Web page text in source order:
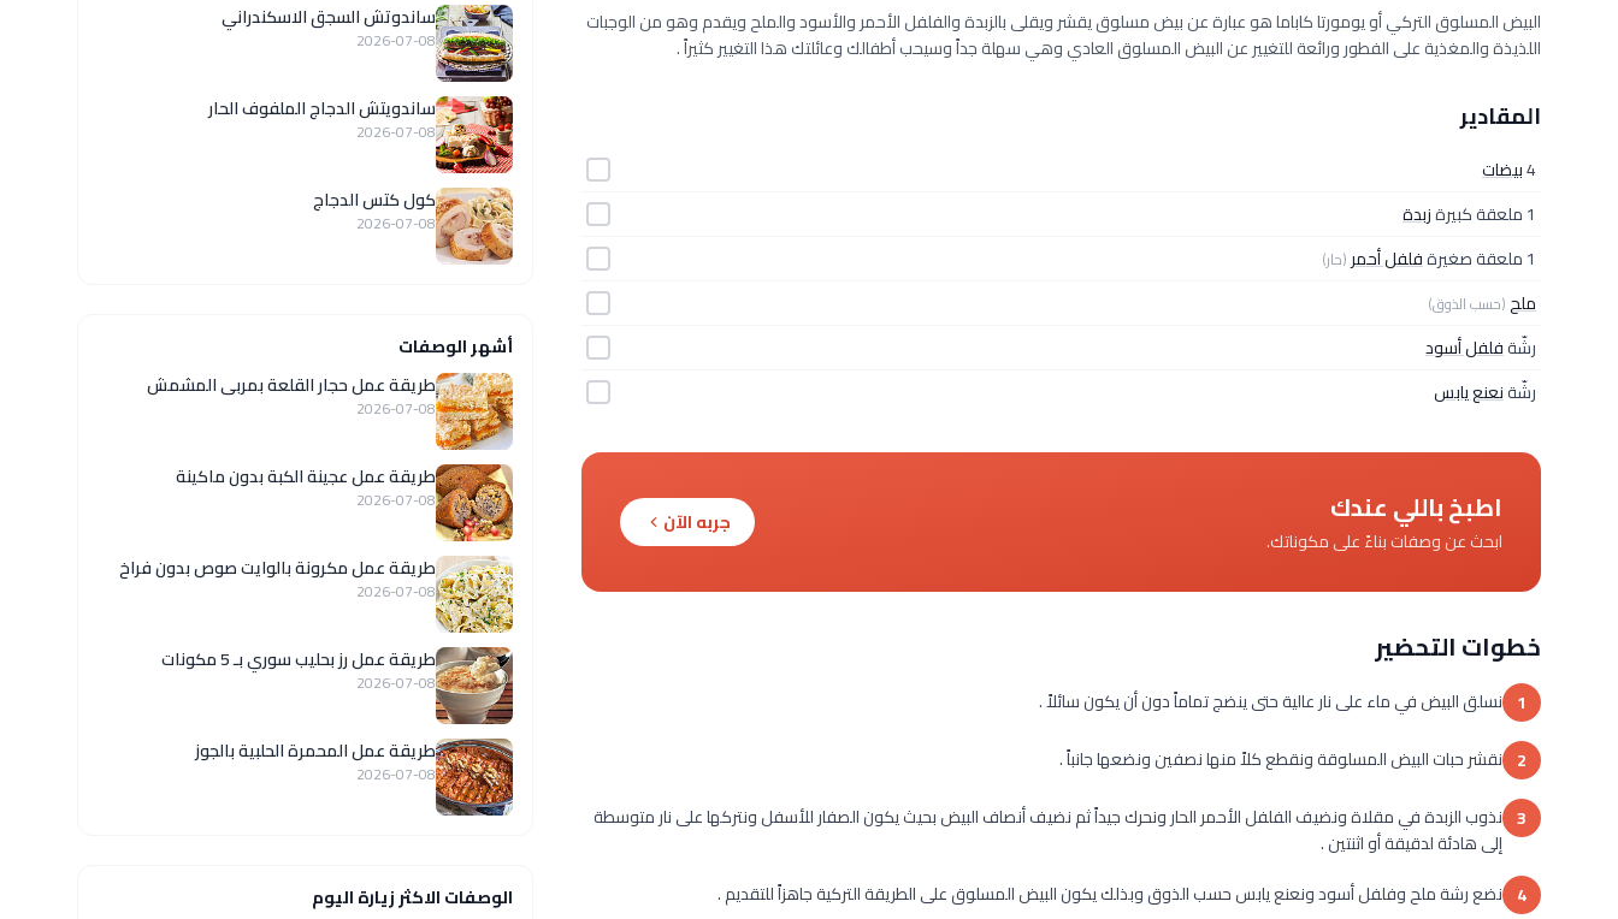
البيض المسلوق التركي أو يومورتا كاباما هو عبارة عن بيض مسلوق يقشر ويقلى بالزبدة والفلفل الأحمر والأسود والملح ويقدم وهو من الوجبات
اللذيذة والمغذية على الفطور ورائعة للتغيير عن البيض المسلوق العادي وهي سهلة جداً وسيحب أطفالك وعائلتك هذا التغيير كثيراً .
المقادير
4بيضات
1 ملعقة كبيرة
زبدة
1 ملعقة صغيرة
فلفل أحمر (حار)
ملح(حسب الذوق)
رشّةفلفل أسود
رشّةنعنع يابس
اطبخ باللي عندك
ابحث عن وصفات بناءً على مكوناتك.
جربه الآن
خطوات التحضير
1 نسلق البيض في ماء على نار عالية حتى ينضج تماماً دون أن يكون سائلاً .
2 نقشر حبات البيض المسلوقة ونقطع كلاً منها نصفين ونضعها جانباً .
3 نذوب الزبدة في مقلاة ونضيف الفلفل الأحمر الحار ونحرك جيداً ثم نضيف أنصاف البيض بحيث يكون الصفار للأسفل ونتركها على نار متوسطة
إلى هادئة لدقيقة أو اثنتين .
4 نضع رشة ملح وفلفل أسود ونعنع يابس حسب الذوق وبذلك يكون البيض المسلوق على الطريقة التركية جاهزاً للتقديم .
ساندوتش السجق الاسكندراني
2026-07-08
ساندويتش الدجاج الملفوف الحار
2026-07-08
كول كتس الدجاج
2026-07-08
أشهر الوصفات
طريقة عمل حجار القلعة بمربى المشمش
2026-07-08
طريقة عمل عجينة الكبة بدون ماكينة
2026-07-08
طريقة عمل مكرونة بالوايت صوص بدون فراخ
2026-07-08
طريقة عمل رز بحليب سوري بـ 5 مكونات
2026-07-08
طريقة عمل المحمرة الحلبية بالجوز
2026-07-08
الوصفات الاكثر زيارة اليوم